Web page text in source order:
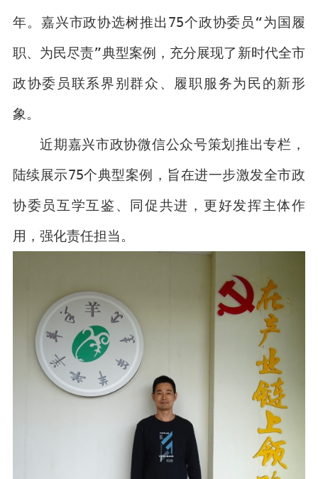
年。嘉兴市政协选树推出75个政协委员“为国履
职、为民尽责”典型案例，充分展现了新时代全市
政协委员联系界别群众、履职服务为民的新形
象。
近期嘉兴市政协微信公众号策划推出专栏，
陆续展示75个典型案例，旨在进一步激发全市政
协委员互学互鉴、同促共进，更好发挥主体作
用，强化责任担当。